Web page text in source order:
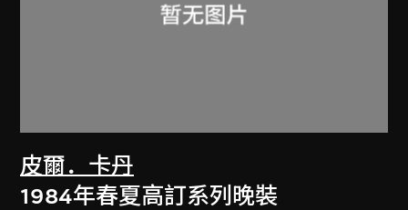
皮爾．卡丹
1984年春夏高訂系列晚裝